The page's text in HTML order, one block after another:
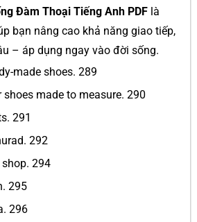
Đàm Thoại Tiếng Anh PDF là
bạn nâng cao khả năng giao tiếp,
– áp dụng ngay vào đời sống.
made shoes. 289
made to measure. 290
291
292
shop. 294
295
296